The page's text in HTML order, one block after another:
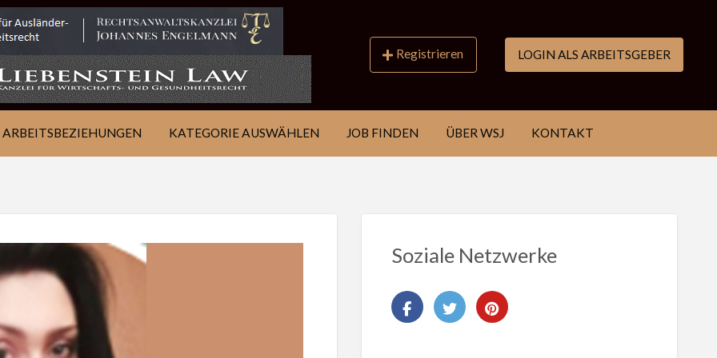
JOB
FINDEN
ÜBER
WSJ
KONTAKT
Registrieren LOGIN ALS ARBEITSGEBER
ARBEITSBEZIEHUNGEN KATEGORIE AUSWÄHLEN JOB FINDEN ÜBER WSJ KONTAKT
Soziale Netzwerke